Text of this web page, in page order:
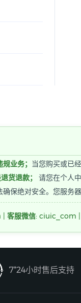
业务； 当您购买或已
货退款；
请您在个人
保绝对安全。您服务
客服微信: ciuic_com
7*24小时售后支持